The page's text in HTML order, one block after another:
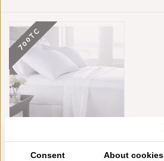
700TC
MIRABEL SLABBINCK - UNI
Consent About cookies